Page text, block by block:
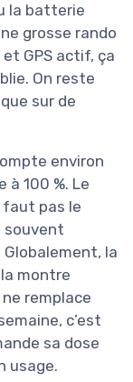
la batterie
grosse rando
GPS actif, ça
On reste
sur de
environ
à 100 %. Le
pas le
souvent
la
montre
remplace
c’est
sa dose
usage.